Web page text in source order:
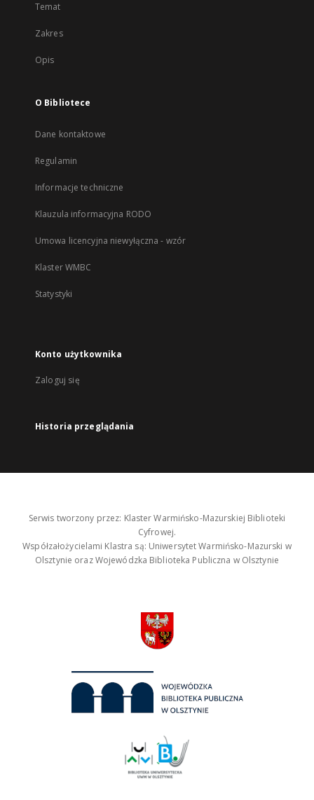
Temat
Zakres
Opis
O Bibliotece
Dane kontaktowe
Regulamin
Informacje techniczne
Klauzula informacyjna RODO
Umowa licencyjna niewyłączna - wzór
Klaster WMBC
Statystyki
Konto użytkownika
Zaloguj się
Historia przeglądania
Serwis tworzony przez: Klaster Warmińsko-Mazurskiej Biblioteki
Cyfrowej.
Współzałożycielami Klastra są: Uniwersytet Warmińsko-Mazurski w
Olsztynie oraz Wojewódzka Biblioteka Publiczna w Olsztynie